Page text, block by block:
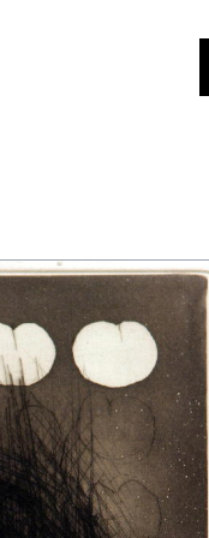
DIDATTICA
SHOP
LE COLLEZIONI
GLI AUTORI
LORENZO VIANI
MOSTRE
EVENTI
PALAZZO DELLE MUSE